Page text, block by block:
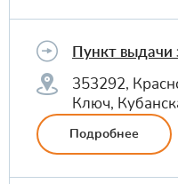
Пункт выдачи
353292,
Ключ,
Подробнее